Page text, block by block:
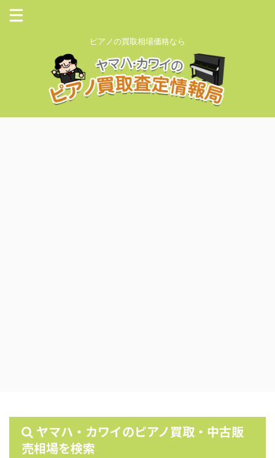
ピアノの買取相場価格なら
ヤマハ・カワイのピアノ買取・中古販
売相場を検索